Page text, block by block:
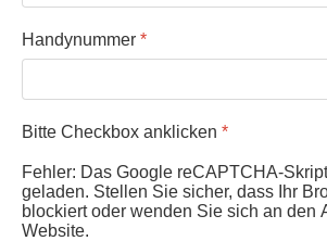
Handynummer *
Bitte Checkbox anklicken *
Fehler: Das Google reCAPTCHA-
geladen. Stellen Sie sicher, dass Ihr
blockiert oder wenden Sie sich an den
Website.